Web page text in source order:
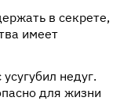
в секрете,
имеет
недуг.
для жизни